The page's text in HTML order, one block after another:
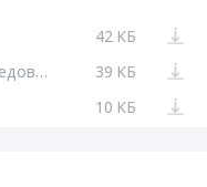
42 КБ
Проведение геофизических исследований при бурении и освоении эксплуатационных скважин.DOC
39 КБ
10 КБ